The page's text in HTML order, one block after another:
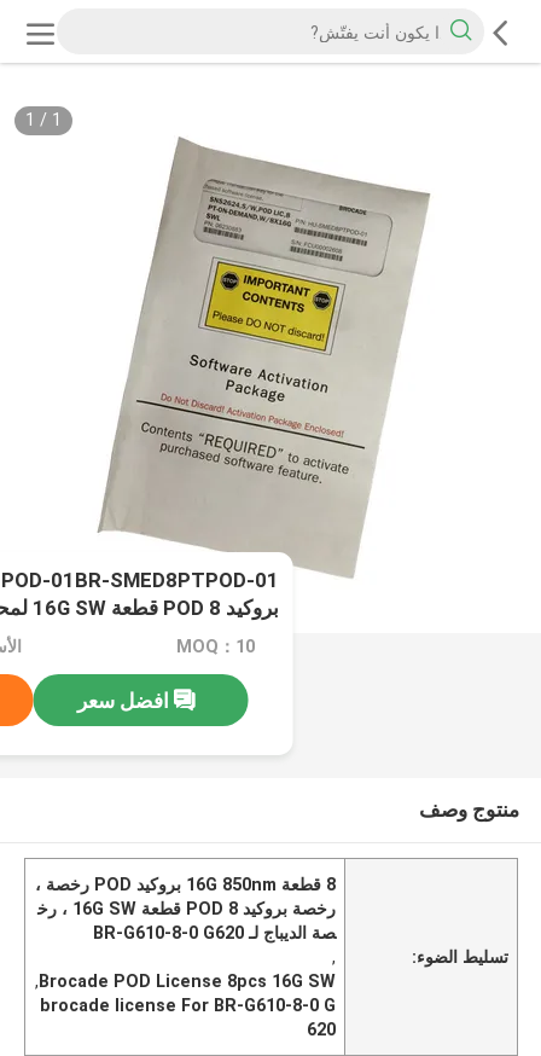
1
/
1
G620
MOQ：10
افضل سعر
منتوج وصف
تسليط الضوء:
8 قطعة 16G 850nm بروكيد POD رخصة ،
رخصة بروكيد POD 8 قطعة 16G SW ، رخ
صة الديباج لـ BR-G610-8-0 G620
,
Brocade POD License 8pcs 16G SW
,
brocade license For BR-G610-8-0 G
620